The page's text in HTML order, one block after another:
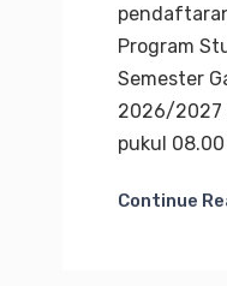
Program
Semester
2026/2027
pukul 08.00
Continue